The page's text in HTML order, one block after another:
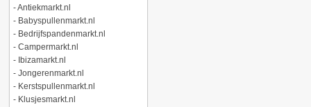
-Antiekmarkt.nl
- Babyspullenmarkt.nl
- Bedrijfspandenmarkt.nl
- Campermarkt.nl
- Ibizamarkt.nl
- Jongerenmarkt.nl
- Kerstspullenmarkt.nl
- Klusjesmarkt.nl